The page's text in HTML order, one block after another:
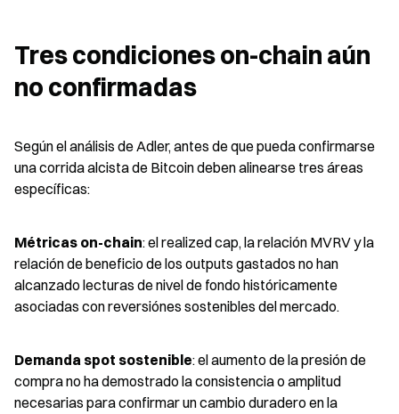
Tres condiciones on-chain aún
no confirmadas
Según el análisis de Adler, antes de que pueda confirmarse
una corrida alcista de Bitcoin deben alinearse tres áreas
específicas:
Métricas on-chain: el realized cap, la relación MVRV y la
relación de beneficio de los outputs gastados no han
alcanzado lecturas de nivel de fondo históricamente
asociadas con reversiónes sostenibles del mercado.
Demanda spot sostenible: el aumento de la presión de
compra no ha demostrado la consistencia o amplitud
necesarias para confirmar un cambio duradero en la